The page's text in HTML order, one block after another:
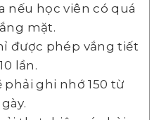
nếu học viên có quá
mặt.
được phép vắng tiết
lần.
phải ghi nhớ 150 từ